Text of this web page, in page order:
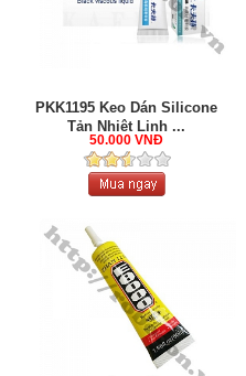
PKK1195 Keo Dán Silicone
Tản Nhiệt Linh ...
50.000 VNĐ